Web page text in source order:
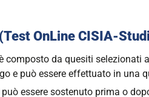
(Test OnLine CISIA-
composto da quesiti selezionati
e può essere effettuato in una
può essere sostenuto prima o